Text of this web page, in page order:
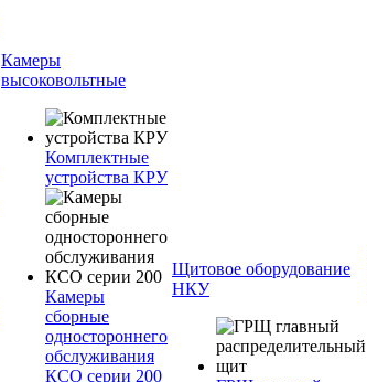
Камеры
высоковольтные
Комплектные
устройства КРУ
Камеры
сборные
одностороннего
обслуживания
КСО серии 200
Щитовое оборудование
НКУ